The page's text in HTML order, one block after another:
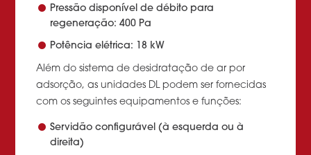
Pressão disponível de débito para
regeneração: 400 Pa
Potência elétrica: 18 kW
Além do sistema de desidratação de ar por
adsorção, as unidades DL podem ser fornecidas
com os seguintes equipamentos e funções:
Servidão configurável (à esquerda ou à
direita)